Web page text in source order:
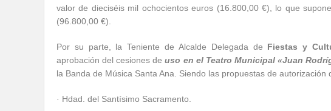
valor de dieciséis mil ochocientos euros (16.800,00 €), lo que
(96.800,00 €).
Por su parte, la Teniente de Alcalde Delegada de Fiestas y
aprobación del cesiones deuso en el Teatro Municipal «Juan
la Banda de Música Santa Ana. Siendo las propuestas de
· Hdad. del Santísimo Sacramento.